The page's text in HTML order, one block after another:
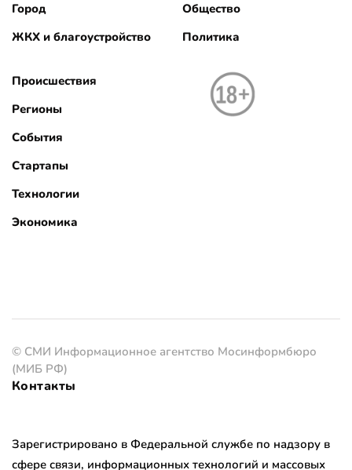
Город
ЖКХ и благоустройство
Общество
Политика
Происшествия
Регионы
События
Стартапы
Технологии
Экономика
© СМИ Информационное агентство Мосинформбюро
(МИБ РФ)
Контакты
Зарегистрировано в Федеральной службе по надзору в
сфере связи, информационных технологий и массовых